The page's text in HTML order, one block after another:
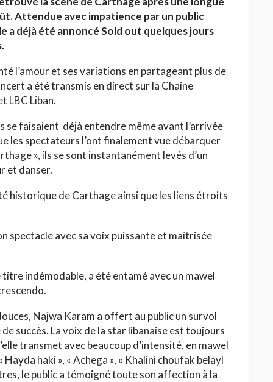
Attendue avec impatience par un public
a déjà été annoncé Sold out quelques jours
l’amour et ses variations en partageant plus de
a été transmis en direct sur la Chaine
LBC Liban.
se faisaient déjà entendre même avant l’arrivée
les spectateurs l’ont finalement vue débarquer
», ils se sont instantanément levés d’un
et danser.
historique de Carthage ainsi que les liens étroits
spectacle avec sa voix puissante et maîtrisée
titre indémodable, a été entamé avec un mawel
Najwa Karam a offert au public un survol
succès. La voix de la star libanaise est toujours
transmet avec beaucoup d’intensité, en mawel
haki », « Achega », « Khalini choufak belayl
le public a témoigné toute son affection à la